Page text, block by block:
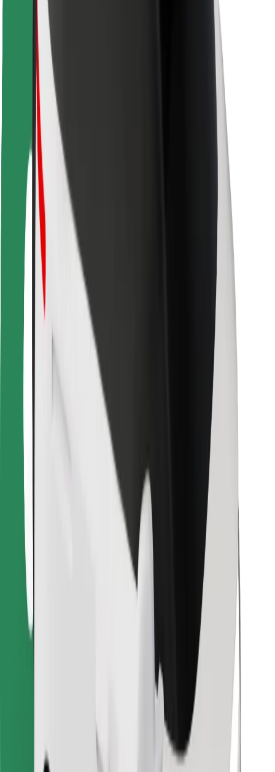
Varnostni kotiček
Mesta
Lokacije
Rešitve za mesto
Letališča
Bolt polnilne postaje
Pomoč
Za potnike
Za voznike
Za dostavljavce
Bolt Food
Za lastnike voznih parkov
Za restavracije
Bolt za podjetja
Pogoji poslovanja
Do vožnje v nekaj minutah!
Prenesi aplikacijo Bolt
Najdi svojo najljubšo hrano!
Prenesi aplikacijo Bolt Food